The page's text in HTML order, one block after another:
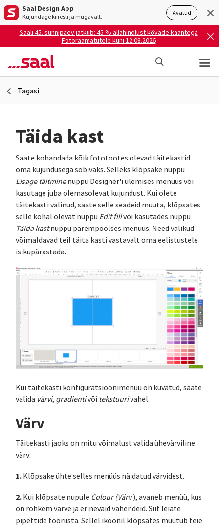
Saal Design App
Kujundage kiiresti ja mugavalt. Avatud
Saali 45. sünnipäev jätkub: 45 % allahindlust kõvade kaantega
Fotoraamatutele kuni 12.08.2026
Tagasi
Täida kast
Saate kohandada kõik fototootes olevad täitekastid
oma kujundusega sobivaks. Selleks klõpsake nuppu
Lisage täitminenuppu Designer'i ülemises menüüs või
kasutage juba olemasolevat kujundust. Kui olete
täitekasti valinud, saate selle seadeid muuta, klõpsates
selle kohal olevat nuppu Edit fillvõi kasutades nuppu
Täida kastnuppu parempoolses menüüs. Need valikud
võimaldavad teil täita kasti vastavalt oma eelistustele
isikupärastada.
Kui täitekasti konfiguratsioonimenüü on kuvatud, saate
valida värvi, gradientivõi tekstuurivahel.
Värv
Täitekasti jaoks on mitu võimalust valida ühevärviline
värv:
1. Klõpsake ühte selles menüüs näidatud värvidest.
2. Kui klõpsate nupule Colour (Värv), avaneb menüü, kus
on rohkem värve ja erinevaid vahendeid. Siit leiate
pipettide tööriista. Sellel ikoonil klõpsates muutub teie